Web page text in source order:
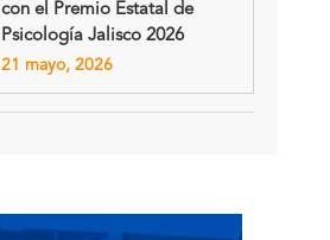
con el Premio Estatal de
Psicología Jalisco 2026
21 mayo, 2026